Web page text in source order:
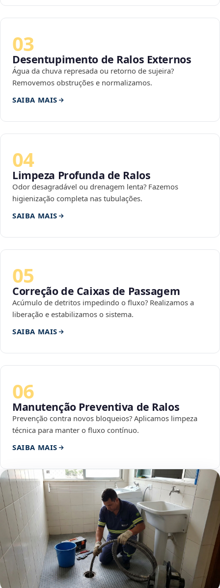
03
Desentupimento de Ralos Externos
Água da chuva represada ou retorno de sujeira?
Removemos obstruções e normalizamos.
SAIBA MAIS
04
Limpeza Profunda de Ralos
Odor desagradável ou drenagem lenta? Fazemos
higienização completa nas tubulações.
SAIBA MAIS
05
Correção de Caixas de Passagem
Acúmulo de detritos impedindo o fluxo? Realizamos a
liberação e estabilizamos o sistema.
SAIBA MAIS
06
Manutenção Preventiva de Ralos
Prevenção contra novos bloqueios? Aplicamos limpeza
técnica para manter o fluxo contínuo.
SAIBA MAIS